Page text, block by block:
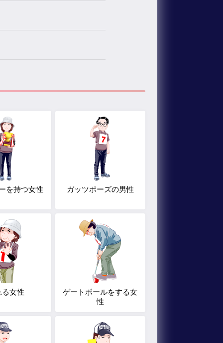
を持つ女性 ガッツポーズの男性
る女性
ゲートボールをする女
性